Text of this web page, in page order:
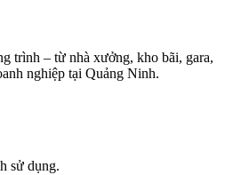
trình – từ nhà xưởng, kho bãi, gara,
nghiệp tại Quảng Ninh.
sử dụng.